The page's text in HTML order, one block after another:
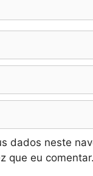
dados neste
que eu comentar.